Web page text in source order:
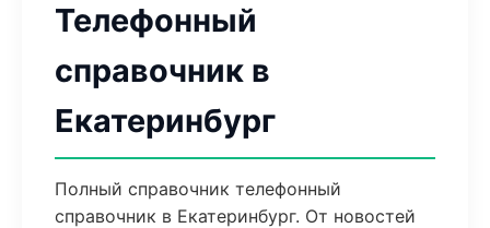
Телефонный
справочник в
Екатеринбург
Полный справочник телефонный
справочник в Екатеринбург. От новостей